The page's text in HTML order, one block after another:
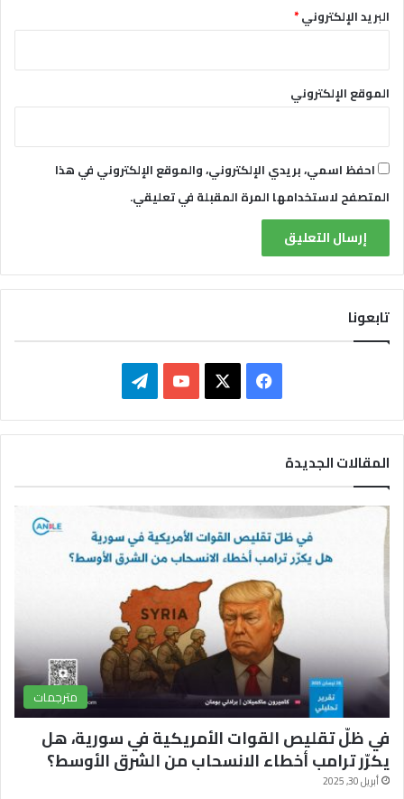
البريد الإلكتروني*
الموقع الإلكتروني
احفظ اسمي، بريدي الإلكتروني، والموقع الإلكتروني في هذا
المتصفح لاستخدامها المرة المقبلة في تعليقي.
تابعونا
ي
ب
و
ك
X
Y
u
T
u
b
e
ي
ق
ا
م
المقالات الجديدة
مترجمات
في ظلّ تقليص القوات الأمريكية في سورية، هل
يكرّر ترامب أخطاء الانسحاب من الشرق الأوسط؟
أبريل 30, 2025